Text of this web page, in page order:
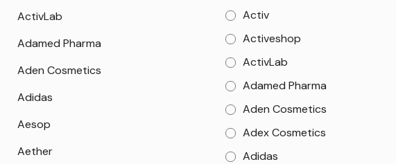
ActivLab
Adamed Pharma
Aden Cosmetics
Adidas
Aesop
Aether
Activ
Activeshop
ActivLab
Adamed Pharma
Aden Cosmetics
Adex Cosmetics
Adidas